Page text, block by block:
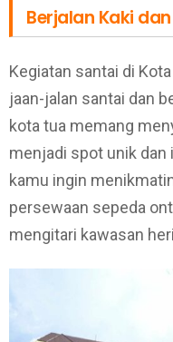
Berjalan Kaki
Kegiatan santai di
jaan-jalan santai dan
kota tua memang
menjadi spot unik dan
kamu ingin
persewaan sepeda
mengitari kawasan